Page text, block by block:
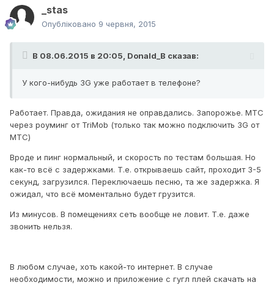
_stas
Опубліковано 9 червня, 2015
В 08.06.2015 в 20:05, Donald_B сказав:
У кого-нибудь 3G уже работает в телефоне?
Работает. Правда, ожидания не оправдались. Запорожье. МТС
через роуминг от TriMob (только так можно подключить 3G от
МТС)
Вроде и пинг нормальный, и скорость по тестам большая. Но
как-то всё с задержками. Т.е. открываешь сайт, проходит 3-5
секунд, загрузился. Переключаешь песню, та же задержка. Я
ожидал, что всё моментально будет грузится.
Из минусов. В помещениях сеть вообще не ловит. Т.е. даже
звонить нельзя.
В любом случае, хоть какой-то интернет. В случае
необходимости, можно и приложение с гугл плей скачать на